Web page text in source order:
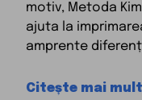
motiv, Metoda
ajuta la
amprente
Citește mai mult